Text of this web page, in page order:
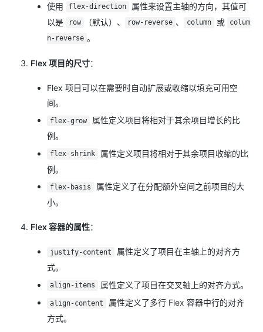
使用
flex-direction
属性来设置主轴的方向，其值可
以是
row （默认）、 row-reverse 、 column 或
colum
n-reverse 。
Flex 项目的尺寸：
Flex 项目可以在需要时自动扩展或收缩以填充可用空
间。
flex-grow
属性定义项目将相对于其余项目增长的比
例。
flex-shrink
属性定义项目将相对于其余项目收缩的比
例。
flex-basis
属性定义了在分配额外空间之前项目的大
小。
Flex 容器的属性：
justify-content
属性定义了项目在主轴上的对齐方
式。
align-items 属性定义了项目在交叉轴上的对齐方式。
align-content
属性定义了多行 Flex 容器中行的对齐
方式。